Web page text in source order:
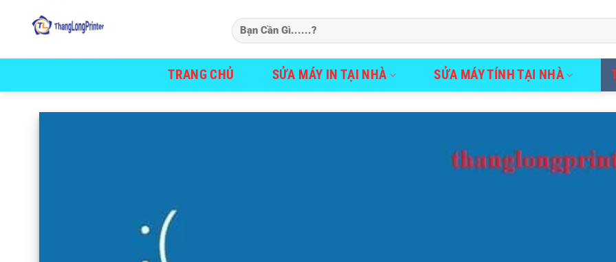
TRANG CHỦ SỬA MÁY IN TẠI NHÀ SỬA MÁY TÍNH TẠI NHÀ